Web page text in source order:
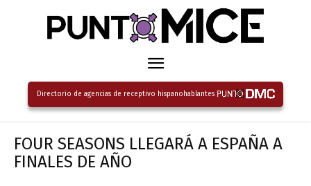
Directorio de agencias de receptivo hispanohablantes
FOUR SEASONS LLEGARÁ A ESPAÑA A
FINALES DE AÑO